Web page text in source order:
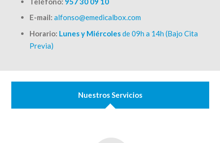
E-mail: alfonso@emedicalbox.com
Horario: Lunes y Miércolesde 09h a 14h (Bajo Cita
Previa)
Nuestros Servicios